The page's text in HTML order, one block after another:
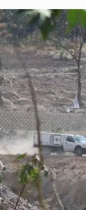
ya de
ordena al Congreso
exhuma 126
la mitad de
solicitud de
acusan retiro de
mantener
a mujeres con
convierte residuos de